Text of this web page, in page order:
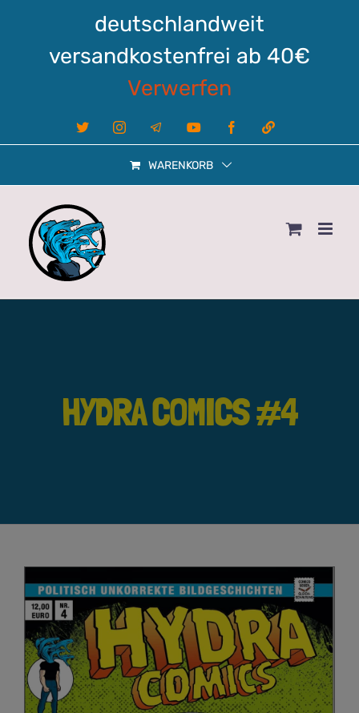
deutschlandweit
versandkostenfrei ab 40€
Verwerfen
X InstagramTelegram YouTube FacebookLinktree
WARENKORB
HYDRA COMICS #4